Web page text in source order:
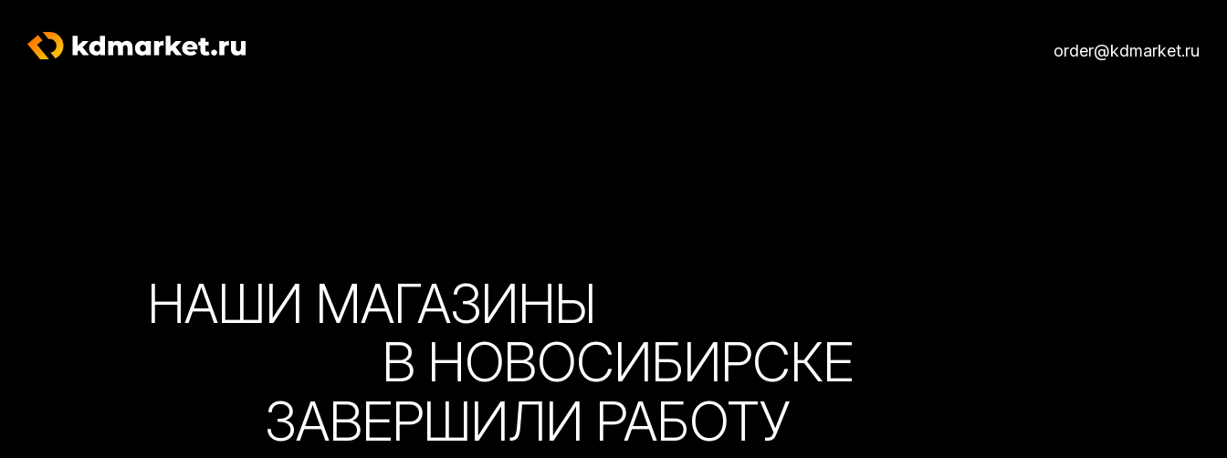
order@kdmarket.ru
НАШИ МАГАЗИНЫ
В НОВОСИБИРСКЕ
ЗАВЕРШИЛИ РАБОТУ